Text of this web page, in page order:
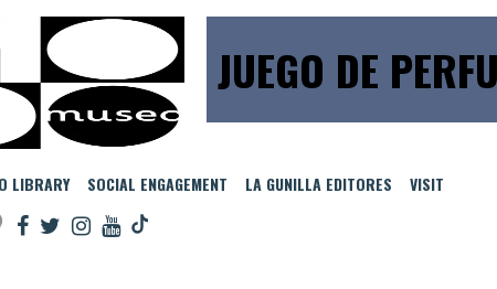
JUEGO DE
LIBRARY SOCIAL ENGAGEMENT LA GUNILLA EDITORES VISIT